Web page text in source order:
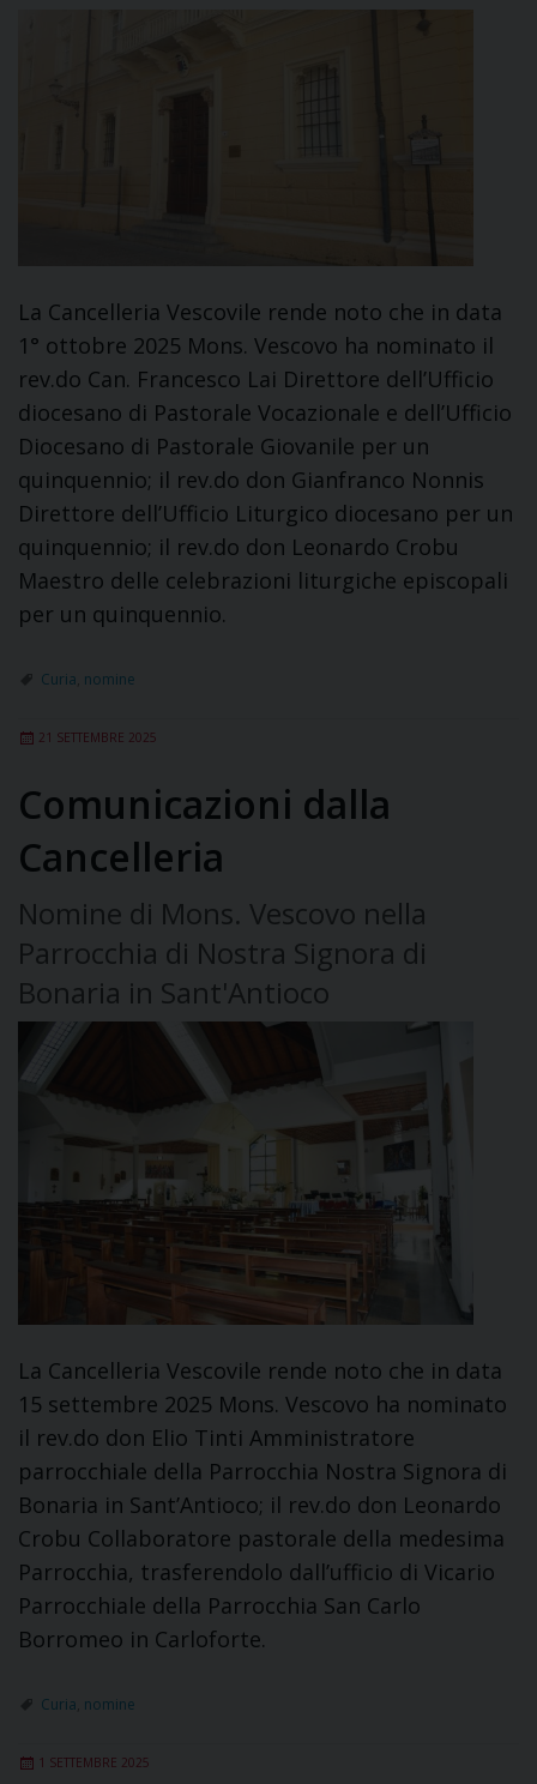
La Cancelleria Vescovile rende noto che in data
1° ottobre 2025 Mons. Vescovo ha nominato il
rev.do Can. Francesco Lai Direttore dell’Ufficio
diocesano di Pastorale Vocazionale e dell’Ufficio
Diocesano di Pastorale Giovanile per un
quinquennio; il rev.do don Gianfranco Nonnis
Direttore dell’Ufficio Liturgico diocesano per un
quinquennio; il rev.do don Leonardo Crobu
Maestro delle celebrazioni liturgiche episcopali
per un quinquennio.
Curia nomine
21 SETTEMBRE 2025
Comunicazioni dalla
Cancelleria
Nomine di Mons. Vescovo nella
Parrocchia di Nostra Signora di
Bonaria in Sant'Antioco
La Cancelleria Vescovile rende noto che in data
15 settembre 2025 Mons. Vescovo ha nominato
il rev.do don Elio Tinti Amministratore
parrocchiale della Parrocchia Nostra Signora di
Bonaria in Sant’Antioco; il rev.do don Leonardo
Crobu Collaboratore pastorale della medesima
Parrocchia, trasferendolo dall’ufficio di Vicario
Parrocchiale della Parrocchia San Carlo
Borromeo in Carloforte.
Curia nomine
1 SETTEMBRE 2025